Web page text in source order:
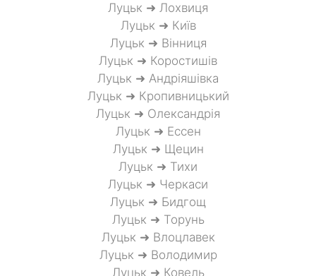
Луцьк ➜ Лохвиця
Луцьк ➜ Київ
Луцьк ➜ Вінниця
Луцьк ➜ Коростишів
Луцьк ➜ Андріяшівка
Луцьк ➜ Кропивницький
Луцьк ➜ Олександрія
Луцьк ➜ Ессен
Луцьк ➜ Щецин
Луцьк ➜ Тихи
Луцьк ➜ Черкаси
Луцьк ➜ Бидгощ
Луцьк ➜ Торунь
Луцьк ➜ Влоцлавек
Луцьк ➜ Володимир
Луцьк ➜ Ковель